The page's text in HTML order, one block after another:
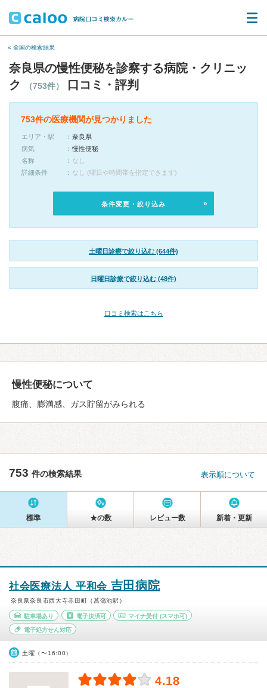
« 全国の検索結果
奈良県の慢性便秘を診察する病院・クリニッ
ク
（753件） 口コミ・評判
753件の医療機関が見つかりました
エリア・駅
奈良県
病気
慢性便秘
名称
なし
詳細条件
なし (曜日や時間帯を指定できます)
条件変更・絞り込み
土曜日診療で絞り込む (644件)
日曜日診療で絞り込む (48件)
口コミ検索はこちら
慢性便秘について
腹痛、膨満感、ガス貯留がみられる
753 件の検索結果 表示順について
標準 ★の数 レビュー数 新着・更新
社会医療法人 平和会 吉田病院
奈良県奈良市西大寺赤田町（菖蒲池駅）
駐車場あり 電子決済可 マイナ受付 (スマホ可)
電子処方せん対応
土曜（〜16:00）
4.18